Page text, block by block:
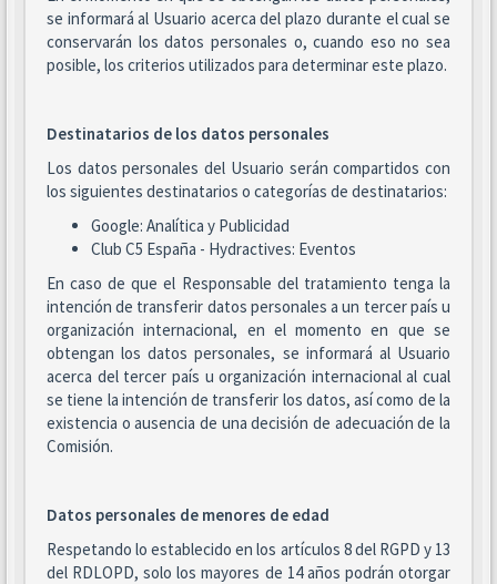
se informará al Usuario acerca del plazo durante el cual se
conservarán los datos personales o, cuando eso no sea
posible, los criterios utilizados para determinar este plazo.
Destinatarios de los datos personales
Los datos personales del Usuario serán compartidos con
los siguientes destinatarios o categorías de destinatarios:
Google: Analítica y Publicidad
Club C5 España - Hydractives: Eventos
En caso de que el Responsable del tratamiento tenga la
intención de transferir datos personales a un tercer país u
organización internacional, en el momento en que se
obtengan los datos personales, se informará al Usuario
acerca del tercer país u organización internacional al cual
se tiene la intención de transferir los datos, así como de la
existencia o ausencia de una decisión de adecuación de la
Comisión.
Datos personales de menores de edad
Respetando lo establecido en los artículos 8 del RGPD y 13
del RDLOPD, solo los mayores de 14 años podrán otorgar